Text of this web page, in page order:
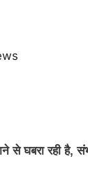
घबरा रही है,